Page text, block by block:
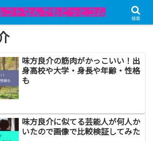
味方良介の筋肉がかっこいい！出
身高校や大学・身長や年齢・性格
も
味方良介に似てる芸能人が何人か
いたので画像で比較検証してみた
検索